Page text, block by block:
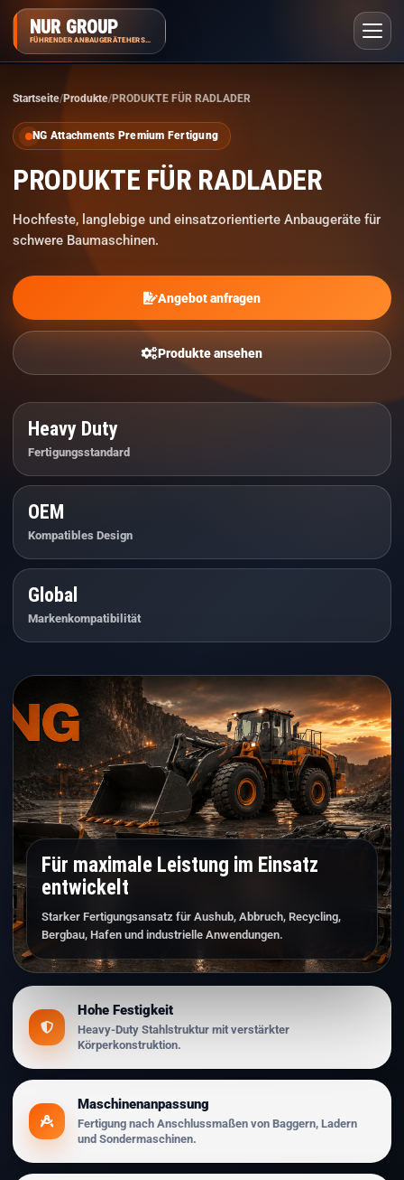
NUR GROUP
FÜHRENDER ANBAUGERÄTEHERSTELLER
Startseite Produkte PRODUKTE FÜR RADLADER
NG Attachments Premium Fertigung
PRODUKTE FÜR RADLADER
Hochfeste, langlebige und einsatzorientierte Anbaugeräte für
schwere Baumaschinen.
Angebot anfragen
Produkte ansehen
Heavy Duty
Fertigungsstandard
OEM
Kompatibles Design
Global
Markenkompatibilität
Für maximale Leistung im Einsatz
entwickelt
Starker Fertigungsansatz für Aushub, Abbruch, Recycling,
Bergbau, Hafen und industrielle Anwendungen.
Hohe Festigkeit
Heavy-Duty Stahlstruktur mit verstärkter
Körperkonstruktion.
Maschinenanpassung
Fertigung nach Anschlussmaßen von Baggern, Ladern
und Sondermaschinen.